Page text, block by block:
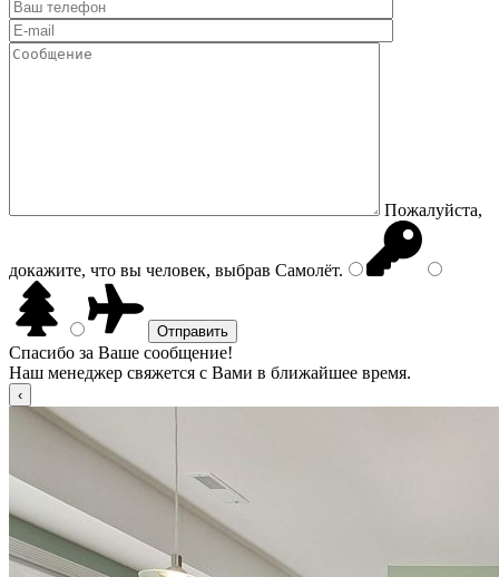
Пожалуйста,
докажите, что вы человек, выбрав Самолёт.
Спасибо за Ваше сообщение!
Наш менеджер свяжется с Вами в ближайшее время.